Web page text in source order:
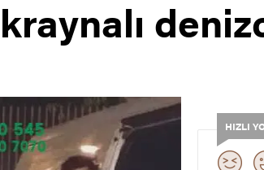
HIZLI